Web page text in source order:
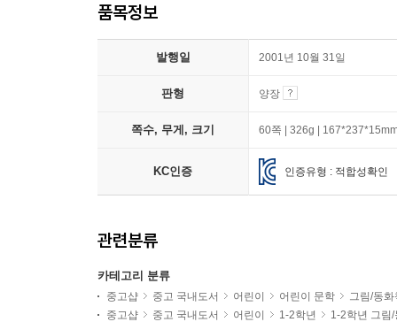
품목정보
발행일 2001년 10월 31일
판형 양장
쪽수, 무게, 크기 60쪽 | 326g |
KC인증 인증유형 : 적합성확인
관련분류
카테고리 분류
중고샵 중고 국내도서 어린이 어린이 문학
그림/동화
중고샵
중고 국내도서 어린이 1-2학년
1-2학년 그림